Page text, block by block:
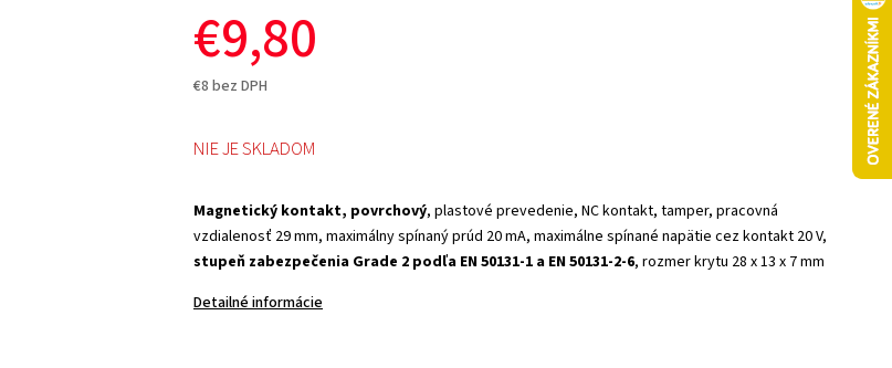
€9,80
€8 bez DPH
Magnetický kontakt, povrchový, plastové prevedenie, NC kontakt, tamper, pracovná
vzdialenosť 29 mm, maximálny spínaný prúd 20 mA, maximálne spínané napätie cez kontakt 20 V,
stupeň zabezpečenia Grade 2 podľa EN 50131-1 a EN 50131-2-6, rozmer krytu 28 x 13 x 7 mm
Detailné informácie
NIE JE SKLADOM